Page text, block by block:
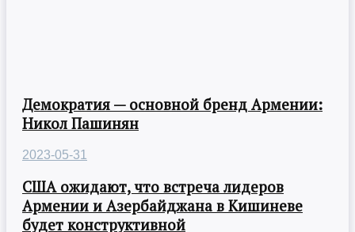
Демократия — основной бренд Армении:
Никол Пашинян
2023-05-31
США ожидают, что встреча лидеров
Армении и Азербайджана в Кишиневе
будет конструктивной